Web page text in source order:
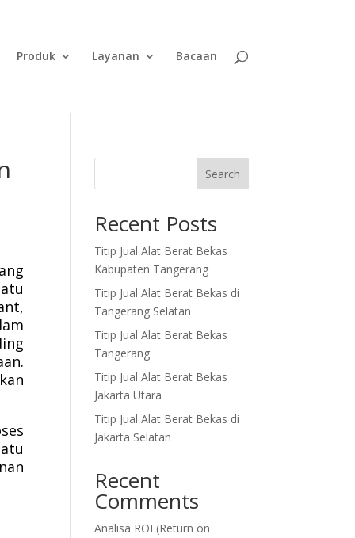
Produk Layanan Bacaan
Search
Recent Posts
Titip Jual Alat Berat Bekas
Kabupaten Tangerang
Titip Jual Alat Berat Bekas di
Tangerang Selatan
Titip Jual Alat Berat Bekas
Tangerang
Titip Jual Alat Berat Bekas
Jakarta Utara
Titip Jual Alat Berat Bekas di
Jakarta Selatan
Recent
Comments
Analisa ROI (Return on